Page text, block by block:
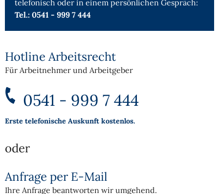
telefonisch oder in einem persönlichen Gespräch:
Tel.: 0541 - 999 7 444
Hotline Arbeitsrecht
Für Arbeitnehmer und Arbeitgeber
0541 - 999 7 444
Erste telefonische Auskunft kostenlos.
oder
Anfrage per E-Mail
Ihre Anfrage beantworten wir umgehend.